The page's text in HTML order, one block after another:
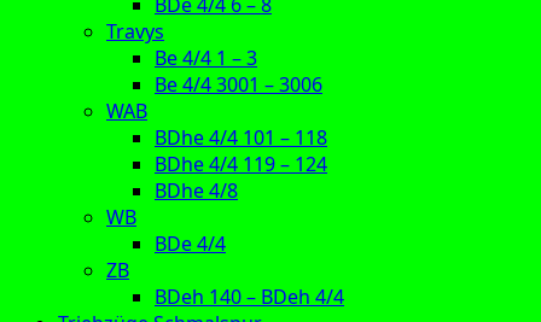
Travys
Be 4/4 1 – 3
Be 4/4 3001 – 3006
WAB
BDhe 4/4 101 – 118
BDhe 4/4 119 – 124
BDhe 4/8
WB
BDe 4/4
ZB
BDeh 140 – BDeh 4/4